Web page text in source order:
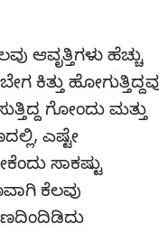
ಆವೃತ್ತಿಗಳು ಹೆಚ್ಚು
ಕಿತ್ತು
ಗೋಂದು ಮತ್ತು
ಎಷ್ಟೇ
ಸಾಕಷ್ಟು
ಕೆಲವು